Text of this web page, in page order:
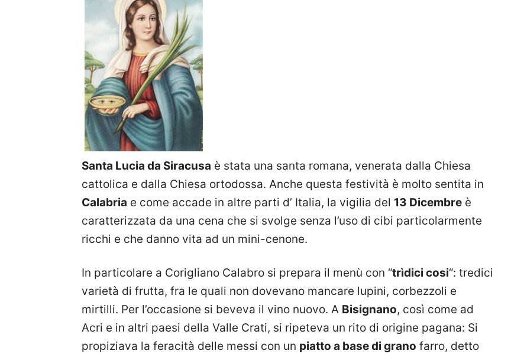
Santa Lucia da Siracusa è stata una santa romana, venerata dalla Chiesa
cattolica e dalla Chiesa ortodossa. Anche questa festività è molto sentita in
Calabria e come accade in altre parti d’ Italia, la vigilia del 13 Dicembre è
caratterizzata da una cena che si svolge senza l’uso di cibi particolarmente
ricchi e che danno vita ad un mini-cenone.
In particolare a Corigliano Calabro si prepara il menù con “trìdici cosi“: tredici
varietà di frutta, fra le quali non dovevano mancare lupini, corbezzoli e
mirtilli. Per l’occasione si beveva il vino nuovo. A Bisignano, così come ad
Acri e in altri paesi della Valle Crati, si ripeteva un rito di origine pagana: Si
propiziava la feracità delle messi con un piatto a base di grano farro, detto